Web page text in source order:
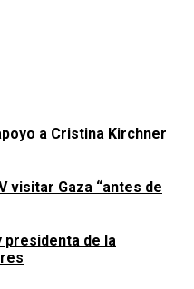
a Cristina Kirchner
visitar Gaza “antes de
presidenta de la